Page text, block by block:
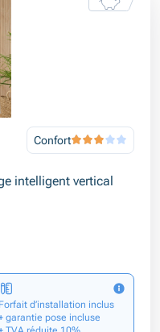
Confort
intelligent vertical
Forfait d’installation inclus
garantie pose incluse